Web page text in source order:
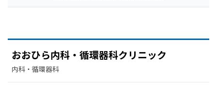
おおひら内科・循環器科クリニック
内科・​循環器科